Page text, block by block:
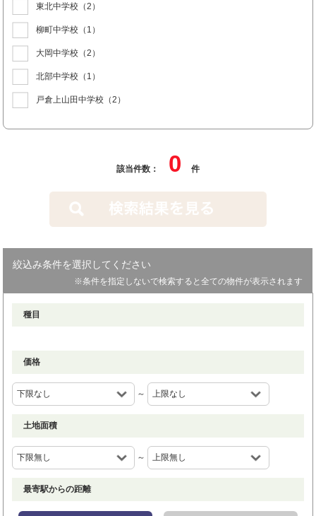
東北中学校 （2）
柳町中学校 （1）
大岡中学校 （2）
北部中学校 （1）
戸倉上山田中学校 （2）
該当件数： 0 件
絞込み条件を選択してください
※条件を指定しないで検索すると全ての物件が表示されます
種目
価格
～
土地面積
～
最寄駅からの距離